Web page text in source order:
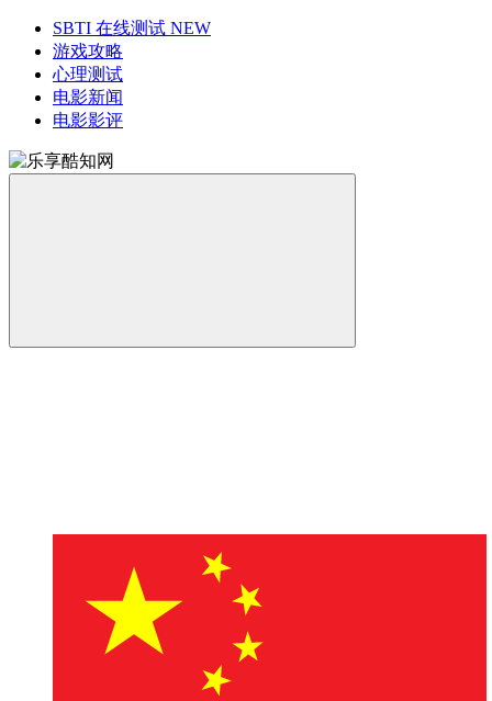
SBTI 在线测试 NEW
游戏攻略
心理测试
电影新闻
电影影评